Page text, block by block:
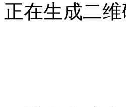
正在生成二维